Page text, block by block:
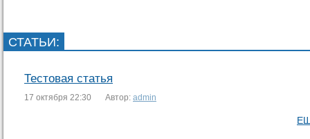
СТАТЬИ:
Тестовая статья
17 октября 22:30 Автор: admin